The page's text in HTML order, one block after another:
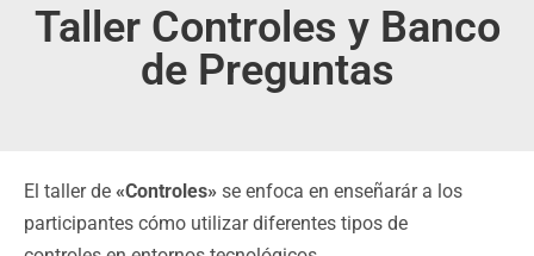
Taller Controles y Banco
de Preguntas
El taller de «Controles» se enfoca en enseñarár a los
participantes cómo utilizar diferentes tipos de